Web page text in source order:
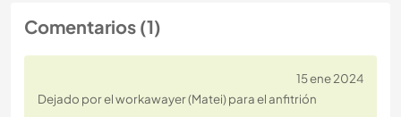
Comentarios (1)
15 ene 2024
Dejado por el workawayer (Matei) para el anfitrión